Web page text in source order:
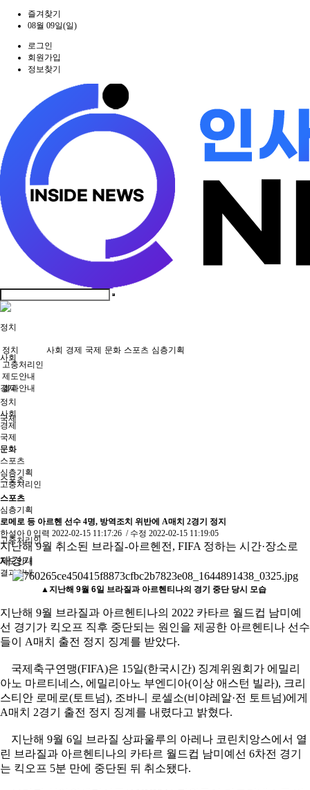
즐겨찾기
08월 09일(일)
로그인
회원가입
정보찾기
정치
사회
경제
국제
문화
스포츠
심층기획
고충처리인
제도안내
결과안내
정치 사회 경제 국제 문화 스포츠 심층기획
고충처리인
제도안내
결과안내
정치
사회
경제
국제
문화
스포츠
심층기획
고충처리인
스포츠
로메로 등 아르헨 선수 4명, 방역조치 위반에 A매치 2경기 정지
한설아 0 입력 2022-02-15 11:17:26 / 수정 2022-02-15 11:19:05
지난해 9월 취소된 브라질-아르헨전, FIFA 정하는 시간·장소로
재경기
▲ 지난해 9월 6일 브라질과 아르헨티나의 경기 중단 당시 모습
지난해 9월 브라질과 아르헨티나의 2022 카타르 월드컵 남미예
선 경기가 킥오프 직후 중단되는 원인을 제공한 아르헨티나 선수
들이 A매치 출전 정지 징계를 받았다.
국제축구연맹(FIFA)은 15일(한국시간) 징계위원회가 에밀리
아노 마르티네스, 에밀리아노 부엔디아(이상 애스턴 빌라), 크리
스티안 로메로(토트넘), 조바니 로셀소(비야레알·전 토트넘)에게
A매치 2경기 출전 정지 징계를 내렸다고 밝혔다.
지난해 9월 6일 브라질 상파울루의 아레나 코린치앙스에서 열
린 브라질과 아르헨티나의 카타르 월드컵 남미예선 6차전 경기
는 킥오프 5분 만에 중단된 뒤 취소됐다.